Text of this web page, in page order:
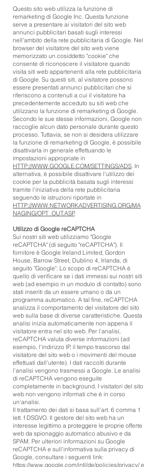
Questo sito web utilizza la funzione di
remarketing di Google Inc. Questa funzione
serve a presentare ai visitatori del sito web
annunci pubblicitari basati sugli interessi
nell'ambito della rete pubblicitaria di Google. Nel
browser del visitatore del sito web viene
memorizzato un cosiddetto "cookie" che
consente di riconoscere il visitatore quando
visita siti web appartenenti alla rete pubblicitaria
di Google. Su questi siti, al visitatore possono
essere presentati annunci pubblicitari che si
riferiscono a contenuti a cui il visitatore ha
precedentemente acceduto su siti web che
utilizzano la funzione di remarketing di Google.
Secondo le sue stesse informazioni, Google non
raccoglie alcun dato personale durante questo
processo. Tuttavia, se non si desidera utilizzare
la funzione di remarketing di Google, è possibile
disattivarla in generale effettuando le
impostazioni appropriate in
HTTP://WWW.GOOGLE.COM/SETTINGS/ADS. In
alternativa, è possibile disattivare l'utilizzo dei
cookie per la pubblicità basata sugli interessi
tramite l'iniziativa della rete pubblicitaria
seguendo le istruzioni riportate in
HTTP://WWW.NETWORKADVERTISING.ORG/MA
NAGING/OPT_OUT.ASP.
Utilizzo di Google reCAPTCHA
Sui nostri siti web utilizziamo "Google
reCAPTCHA" (di seguito "reCAPTCHA"). Il
fornitore è Google Ireland Limited, Gordon
House, Barrow Street, Dublino 4, Irlanda, di
seguito "Google". Lo scopo di reCAPTCHA è
quello di verificare se i dati immessi sui nostri siti
web (ad esempio in un modulo di contatto) sono
stati inseriti da un essere umano o da un
programma automatico. A tal fine, reCAPTCHA
analizza il comportamento del visitatore del sito
web sulla base di diverse caratteristiche. Questa
analisi inizia automaticamente non appena il
visitatore entra nel sito web. Per l'analisi,
reCAPTCHA valuta diverse informazioni (ad
esempio, l'indirizzo IP, il tempo trascorso dal
visitatore del sito web o i movimenti del mouse
effettuati dall'utente). I dati raccolti durante
l'analisi vengono trasmessi a Google. Le analisi
di reCAPTCHA vengono eseguite
completamente in background. I visitatori del sito
web non vengono informati che è in corso
un'analisi.
Il trattamento dei dati si basa sull'art. 6 comma 1
lett. f DSGVO. Il gestore del sito web ha un
interesse legittimo a proteggere le proprie offerte
web da spionaggio automatico abusivo e da
SPAM. Per ulteriori informazioni su Google
reCAPTCHA e sull'informativa sulla privacy di
Google, consultare i seguenti link:
https://www.google.com/intl/de/policies/privacy/e